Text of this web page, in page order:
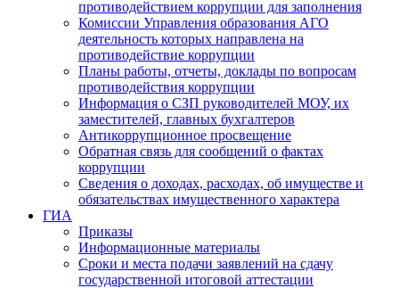
противодействием коррупции для заполнения
Комиссии Управления образования АГО
деятельность которых направлена на
противодействие коррупции
Планы работы, отчеты, доклады по вопросам
противодействия коррупции
Информация о СЗП руководителей МОУ, их
заместителей, главных бухгалтеров
Антикоррупционное просвещение
Обратная связь для сообщений о фактах
коррупции
Сведения о доходах, расходах, об имуществе и
обязательствах имущественного характера
ГИА
Приказы
Информационные материалы
Сроки и места подачи заявлений на сдачу
государственной итоговой аттестации